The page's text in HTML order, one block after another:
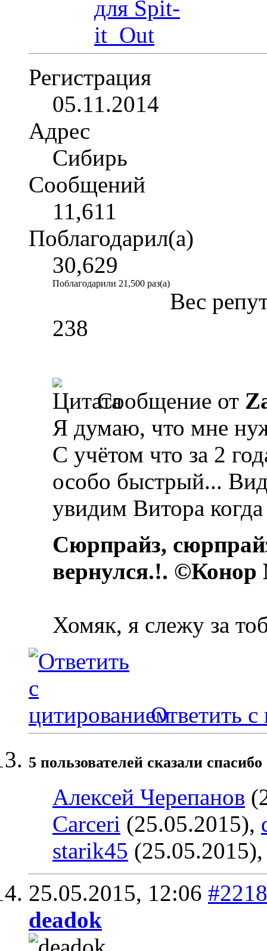
Регистрация
05.11.2014
Адрес
Сибирь
Сообщений
11,611
Поблагодарил(а)
30,629
Поблагодарили 21,500 раз(а)
Вес
238
Сообщение от
Я думаю, что мне
С учётом что за 2
особо быстрый...
увидим Витора
Сюрпрайз,
вернулся.!.
Хомяк, я слежу за
Ответить с
5 пользователей сказали
Алексей Черепанов
Carceri (25.05.2015),
starik45
25.05.2015, 12:06 #2218
deadok